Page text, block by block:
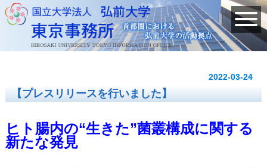
2022-03-24
【プレスリリースを行いました】
ヒト腸内の“生きた”菌叢構成に関する
新たな発見